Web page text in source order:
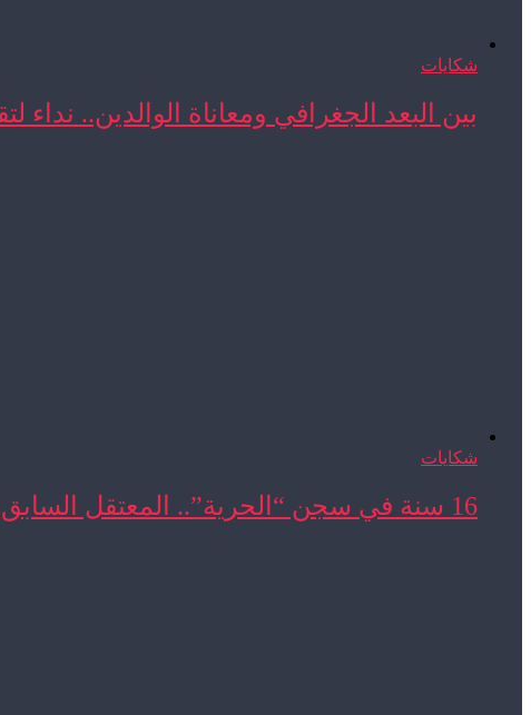
شكايات
بين البعد الجغرافي ومعاناة الوالدين.. نداء
شكايات
16 سنة في سجن “الحرية”.. المعتقل السابق المحجوب ...